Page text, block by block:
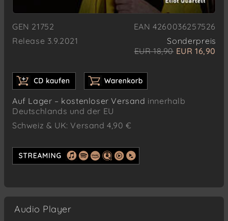
GEN 21752
EAN 4260036257526
Release 3.9.2021
Sonderpreis
EUR 18,90 EUR 16,90
Auf Lager – kostenloser Versand innerhalb
Deutschlands und der EU
Schweiz & UK: Versand 4,90 €
Audio Player